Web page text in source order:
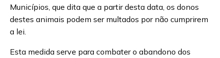
Municípios, que dita que a partir desta data, os donos
destes animais podem ser multados por não cumprirem
a lei.
Esta medida serve para combater o abandono dos